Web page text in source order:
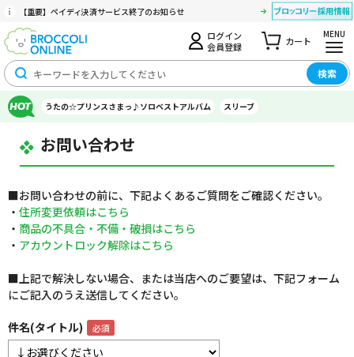
【重要】ペイディ決済サービス終了のお知らせ
ログイン
会員登録
カート
MENU
検索
うたの☆プリンスさまっ♪ソロベストアルバム スリーブ
お問い合わせ
■お問い合わせの前に、下記よくあるご質問をご確認ください。
・ 住所変更依頼はこちら
・ 商品の不具合・不備・破損はこちら
・ アカウントロック解除はこちら
■上記で解決しない場合、または当店へのご要望は、下記フォーム
にご記入のうえ送信してください。
件名(タイトル)